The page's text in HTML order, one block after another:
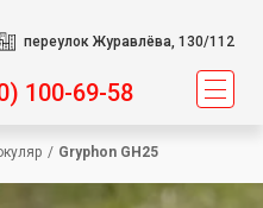
переулок Журавлёва, 130/112
100-69-58
/ Gryphon GH25